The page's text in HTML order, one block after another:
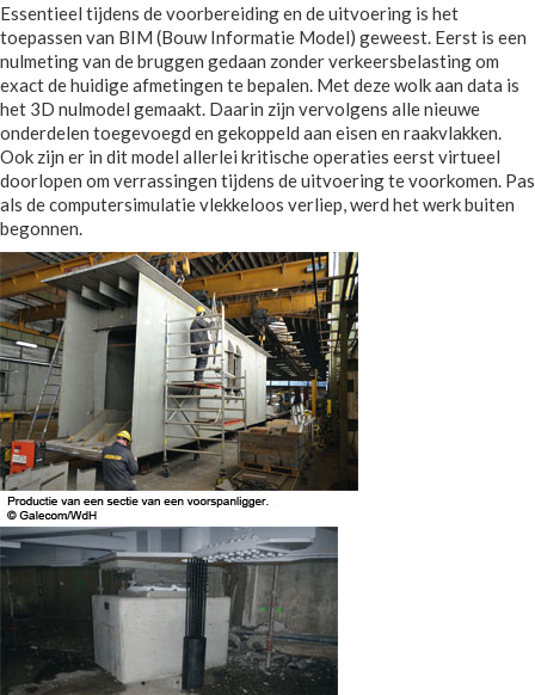
Essentieel tijdens de voorbereiding en de uitvoering is het
toepassen van BIM (Bouw Informatie Model) geweest. Eerst is een
nulmeting van de bruggen gedaan zonder verkeersbelasting om
exact de huidige afmetingen te bepalen. Met deze wolk aan data is
het 3D nulmodel gemaakt. Daarin zijn vervolgens alle nieuwe
onderdelen toegevoegd en gekoppeld aan eisen en raakvlakken.
Ook zijn er in dit model allerlei kritische operaties eerst virtueel
doorlopen om verrassingen tijdens de uitvoering te voorkomen. Pas
als de computersimulatie vlekkeloos verliep, werd het werk buiten
begonnen.